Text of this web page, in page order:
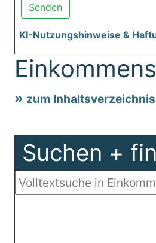
Senden
KI-Nutzungshinweise &
zum Inhaltsverzeichnis
Suchen +